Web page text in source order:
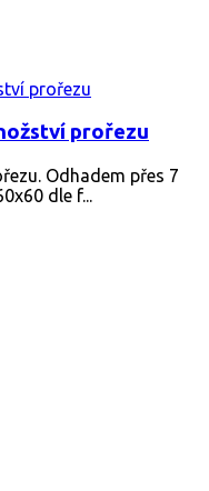
prořezu
Odhadem přes 7
dle f...